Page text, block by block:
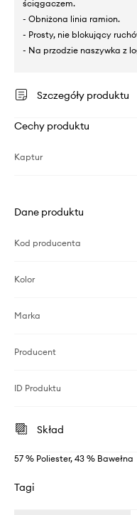
ściągaczem.
- Obniżona linia ramion.
- Prosty, nie blokujący
- Na przodzie naszywka z
Szczegóły produktu
Cechy produktu
Kaptur
Dane produktu
Kod producenta
Kolor
Marka
Producent
ID Produktu
Skład
57 % Poliester, 43 % Bawełna
Tagi